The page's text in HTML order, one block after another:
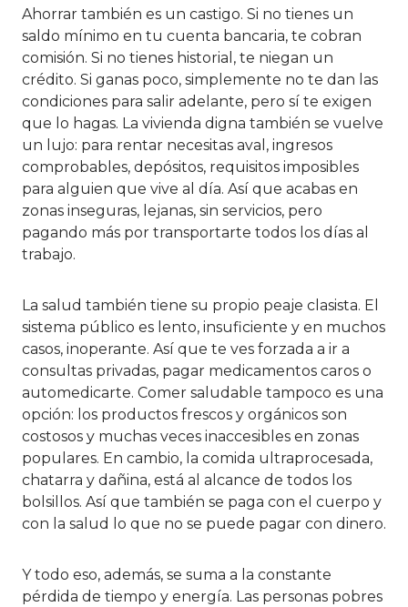
Ahorrar también es un castigo. Si no tienes un
saldo mínimo en tu cuenta bancaria, te cobran
comisión. Si no tienes historial, te niegan un
crédito. Si ganas poco, simplemente no te dan las
condiciones para salir adelante, pero sí te exigen
que lo hagas. La vivienda digna también se vuelve
un lujo: para rentar necesitas aval, ingresos
comprobables, depósitos, requisitos imposibles
para alguien que vive al día. Así que acabas en
zonas inseguras, lejanas, sin servicios, pero
pagando más por transportarte todos los días al
trabajo.
La salud también tiene su propio peaje clasista. El
sistema público es lento, insuficiente y en muchos
casos, inoperante. Así que te ves forzada a ir a
consultas privadas, pagar medicamentos caros o
automedicarte. Comer saludable tampoco es una
opción: los productos frescos y orgánicos son
costosos y muchas veces inaccesibles en zonas
populares. En cambio, la comida ultraprocesada,
chatarra y dañina, está al alcance de todos los
bolsillos. Así que también se paga con el cuerpo y
con la salud lo que no se puede pagar con dinero.
Y todo eso, además, se suma a la constante
pérdida de tiempo y energía. Las personas pobres